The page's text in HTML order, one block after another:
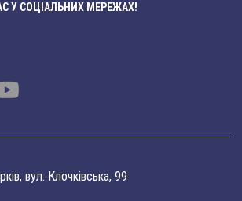
У СОЦІАЛЬНИХ МЕРЕЖАХ!
вул. Клочківська, 99